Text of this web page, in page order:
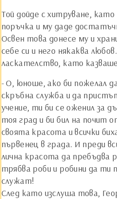
Той дойде с хитруване,
поръчка и му даде
Освен това донесе му и
себе си и него някаква
ласкателство, като
- О, юноше, ако би пожелал
скръбна служба и да
учение, ти би се оженил за
тоя град и би бил на почит
своята красота и всички
първенец в града. И преди
лична красота да пребъдва
трябва роби и робини да ти
служат!
След като изслуша това,